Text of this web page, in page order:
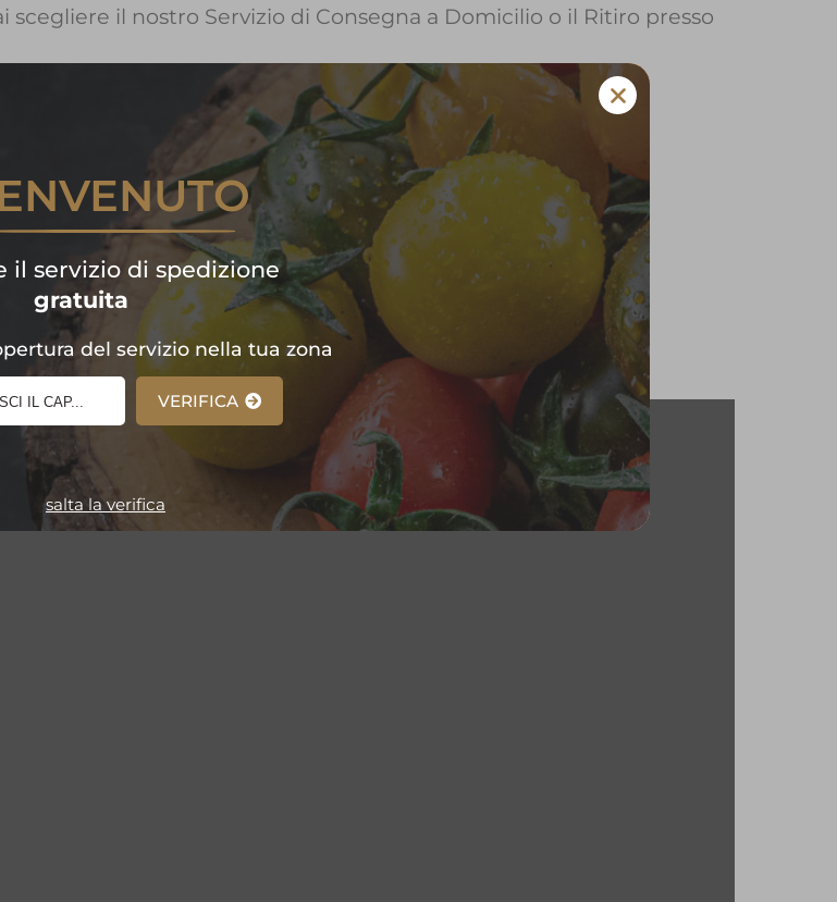
scegliere il nostro Servizio di Consegna a Domicilio o il Ritiro presso
sui Prodotti Ellisio a Lavenone
Contattaci!
la tua spesa di frutta e verdura
E-Shop!
il servizio di spedizione
gratuita
del servizio nella tua zona
VERIFICA
salta la verifica